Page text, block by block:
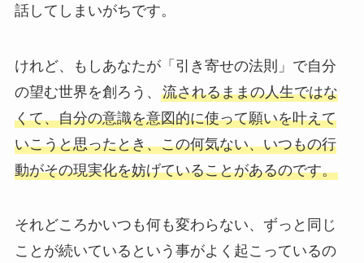
話してしまいがちです。
けれど、もしあなたが「引き寄せの法則」で自分
の望む世界を創ろう、 流されるままの人生ではな
くて、自分の意識を意図的に使って願いを叶えて
いこうと思ったとき、この何気ない、いつもの行
動がその現実化を妨げていることがあるのです。
それどころかいつも何も変わらない、ずっと同じ
ことが続いているという事がよく起こっているの